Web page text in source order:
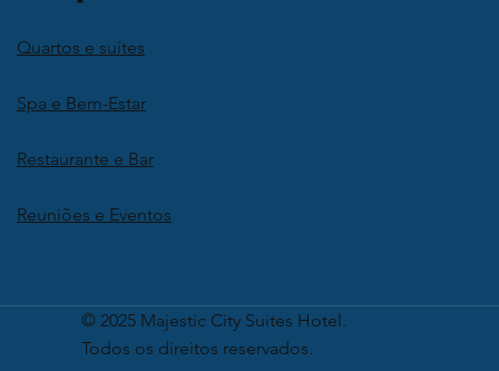
Quartos e suítes
Spa e Bem-Estar
Restaurante e Bar
Reuniões e Eventos
© 2025 Majestic City Suites Hotel.
Todos os direitos reservados.